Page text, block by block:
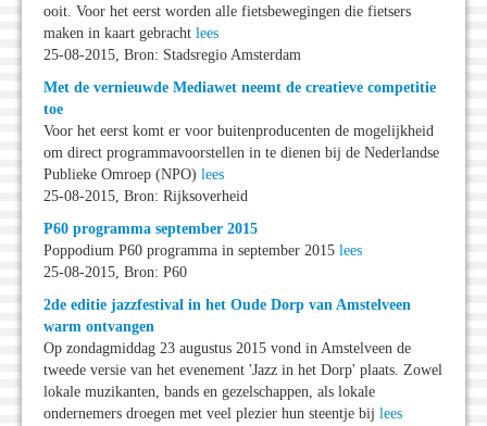
ooit. Voor het eerst worden alle fietsbewegingen die fietsers
maken in kaart gebracht lees
25-08-2015, Bron: Stadsregio Amsterdam
Met de vernieuwde Mediawet neemt de creatieve competitie
toe
Voor het eerst komt er voor buitenproducenten de mogelijkheid
om direct programmavoorstellen in te dienen bij de Nederlandse
Publieke Omroep (NPO) lees
25-08-2015, Bron: Rijksoverheid
P60 programma september 2015
Poppodium P60 programma in september 2015 lees
25-08-2015, Bron: P60
2de editie jazzfestival in het Oude Dorp van Amstelveen
warm ontvangen
Op zondagmiddag 23 augustus 2015 vond in Amstelveen de
tweede versie van het evenement 'Jazz in het Dorp' plaats. Zowel
lokale muzikanten, bands en gezelschappen, als lokale
ondernemers droegen met veel plezier hun steentje bij lees